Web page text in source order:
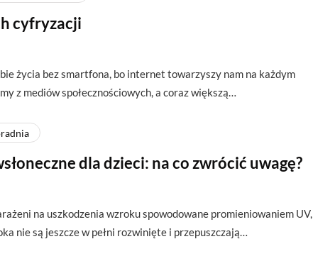
cyfryzacji
życia bez smartfona, bo internet towarzyszy nam na każdym
z mediów społecznościowych, a coraz większą…
dla dzieci: na co zwrócić uwagę?
na uszkodzenia wzroku spowodowane promieniowaniem UV,
nie są jeszcze w pełni rozwinięte i przepuszczają…